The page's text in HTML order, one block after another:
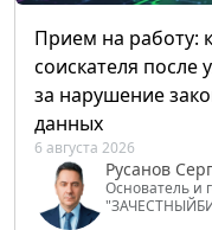
Прием на работу:
соискателя после
за нарушение
данных
6 августа 2026
Русанов
Основатель и